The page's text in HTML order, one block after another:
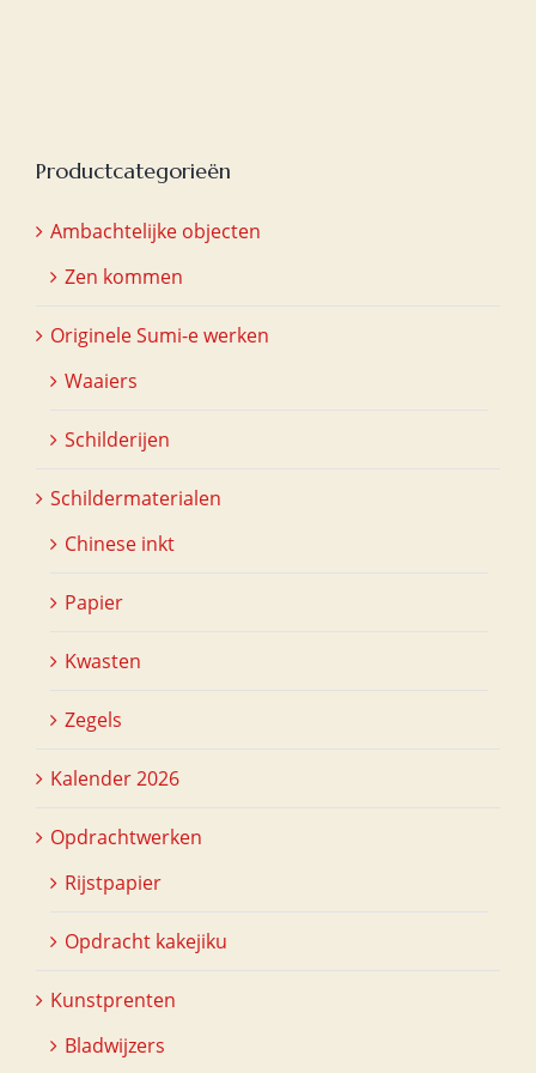
Productcategorieën
Ambachtelijke objecten
Zen kommen
Originele Sumi-e werken
Waaiers
Schilderijen
Schildermaterialen
Chinese inkt
Papier
Kwasten
Zegels
Kalender 2026
Opdrachtwerken
Rijstpapier
Opdracht kakejiku
Kunstprenten
Bladwijzers